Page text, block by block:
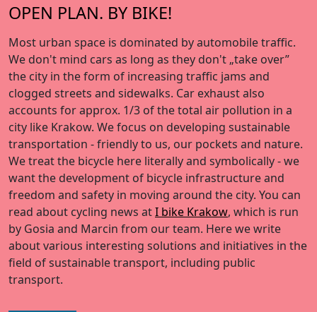
OPEN PLAN. BY BIKE!
Most urban space is dominated by automobile traffic.
We don't mind cars as long as they don't „take over”
the city in the form of increasing traffic jams and
clogged streets and sidewalks. Car exhaust also
accounts for approx. 1/3 of the total air pollution in a
city like Krakow. We focus on developing sustainable
transportation - friendly to us, our pockets and nature.
We treat the bicycle here literally and symbolically - we
want the development of bicycle infrastructure and
freedom and safety in moving around the city. You can
read about cycling news atI bike Krakow, which is run
by Gosia and Marcin from our team. Here we write
about various interesting solutions and initiatives in the
field of sustainable transport, including public
transport.